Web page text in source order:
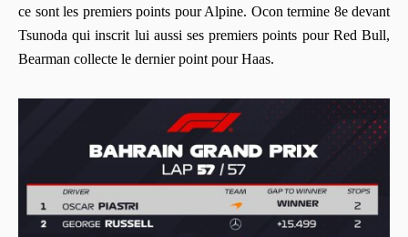
ce sont les premiers points pour Alpine. Ocon termine 8e devant
Tsunoda qui inscrit lui aussi ses premiers points pour Red Bull,
Bearman collecte le dernier point pour Haas.